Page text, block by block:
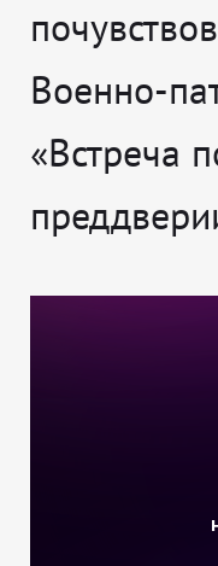
Военно-
«Встреча